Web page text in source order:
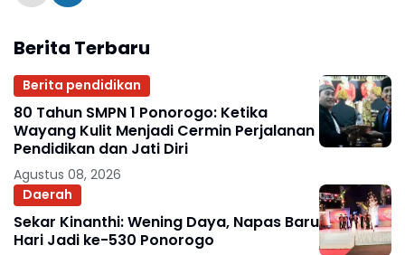
Berita Terbaru
Berita pendidikan
80 Tahun SMPN 1 Ponorogo: Ketika
Wayang Kulit Menjadi Cermin Perjalanan
Pendidikan dan Jati Diri
Agustus 08, 2026
Daerah
Sekar Kinanthi: Wening Daya, Napas Baru
Hari Jadi ke-530 Ponorogo